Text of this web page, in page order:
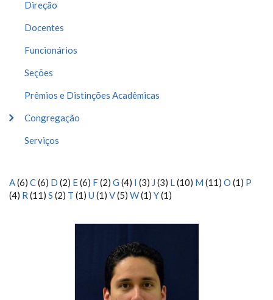
Direção
Docentes
Funcionários
Seções
Prêmios e Distinções Acadêmicas
Congregação
Serviços
A(6) C(6) D (2) E(6) F(2) G (4) I (3) J (3) L(10) M (11) O (1) P
(4) R (11) S (2) T (1) U (1) V(5) W(1) Y(1)